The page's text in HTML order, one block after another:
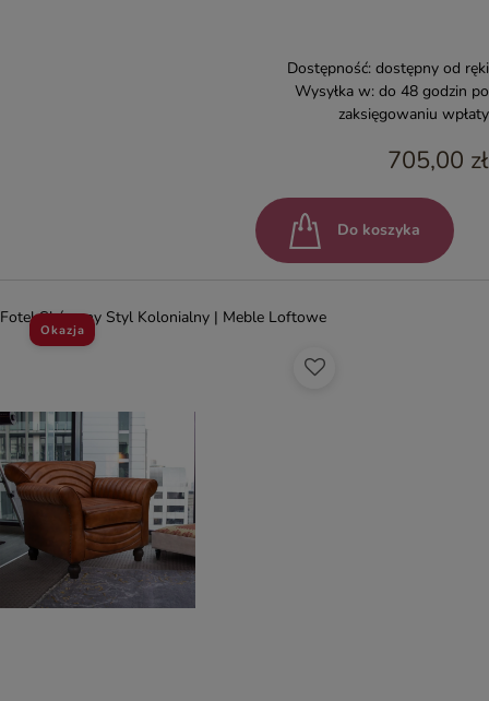
Dostępność: dostępny od ręki
Wysyłka w: do 48 godzin po
zaksięgowaniu wpłaty
705,00 zł
Do koszyka
Fotel Skórzany Styl Kolonialny | Meble Loftowe
Okazja